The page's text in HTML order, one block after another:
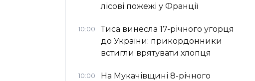
лісові пожежі у Франції
10:00
Тиса винесла 17-річного угорця
до України: прикордонники
встигли врятувати хлопця
10:00
На Мукачівщині 8-річного